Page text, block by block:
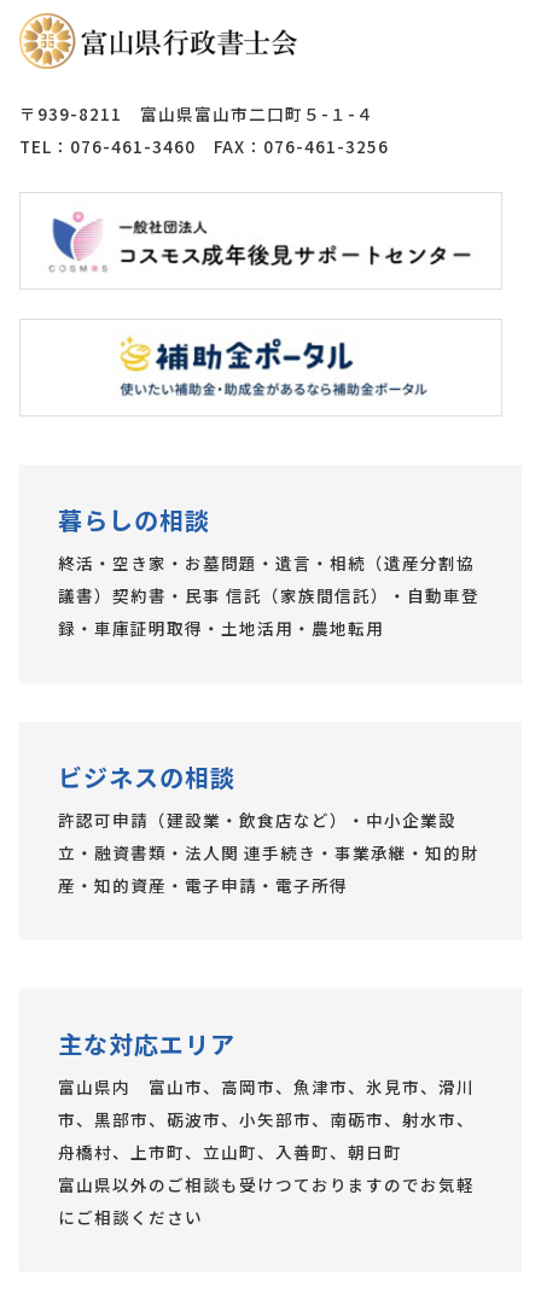
〒939-8211 富山県富山市二口町５-１-４
TEL：076-461-3460 FAX：076-461-3256
暮らしの相談
終活・空き家・お墓問題・遺言・相続（遺産分割協
議書）契約書・民事 信託（家族間信託）・自動車登
録・車庫証明取得・土地活用・農地転用
ビジネスの相談
許認可申請（建設業・飲食店など）・中小企業設
立・融資書類・法人関 連手続き・事業承継・知的財
産・知的資産・電子申請・電子所得
主な対応エリア
富山県内 富山市、高岡市、魚津市、氷見市、滑川
市、黒部市、砺波市、小矢部市、南砺市、射水市、
舟橋村、上市町、立山町、入善町、朝日町
富山県以外のご相談も受けつておりますのでお気軽
にご相談ください